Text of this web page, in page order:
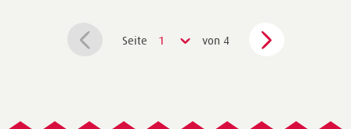
Seite 1 von 4